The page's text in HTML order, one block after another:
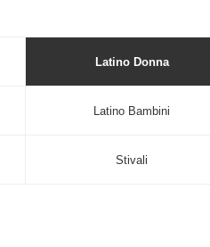
Latino Donna
Latino Bambini
Stivali